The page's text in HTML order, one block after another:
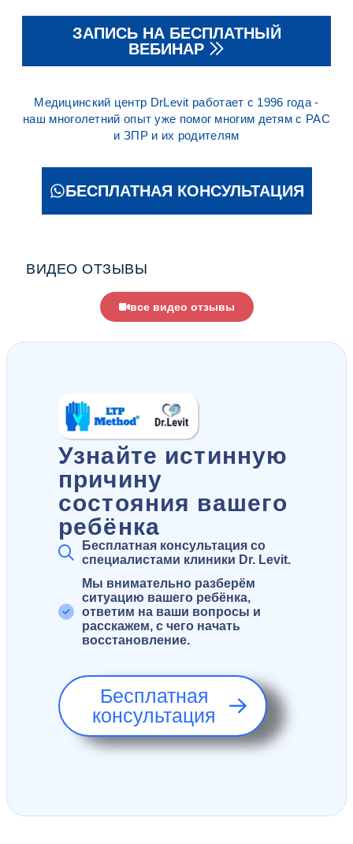
ЗАПИСЬ НА БЕСПЛАТНЫЙ
ВЕБИНАР
Медицинский центр DrLevit работает с 1996 года -
наш многолетний опыт уже помог многим детям с РАС
и ЗПР и их родителям
БЕСПЛАТНАЯ КОНСУЛЬТАЦИЯ
ВИДЕО ОТЗЫВЫ
все видео отзывы
Узнайте истинную
причину
состояния вашего
ребёнка
Бесплатная консультация со
специалистами клиники Dr. Levit.
Мы внимательно разберём
ситуацию вашего ребёнка,
ответим на ваши вопросы и
расскажем, с чего начать
восстановление.
Бесплатная
консультация